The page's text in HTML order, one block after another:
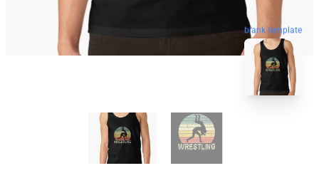
blank template